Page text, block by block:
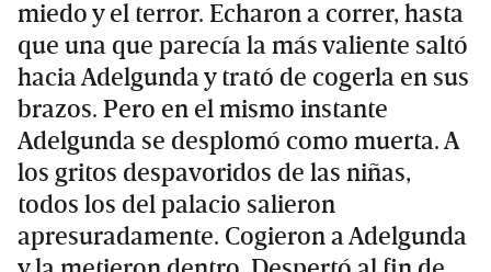
miedo y el terror. Echaron a correr, hasta
que una que parecía la más valiente saltó
hacia Adelgunda y trató de cogerla en sus
brazos. Pero en el mismo instante
Adelgunda se desplomó como muerta. A
los gritos despavoridos de las niñas,
todos los del palacio salieron
apresuradamente. Cogieron a Adelgunda